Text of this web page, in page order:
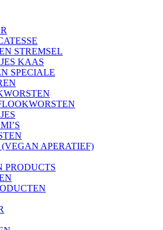
STREMSEL
KAAS
SPECIALE
APERATIEF)
PRODUCTS